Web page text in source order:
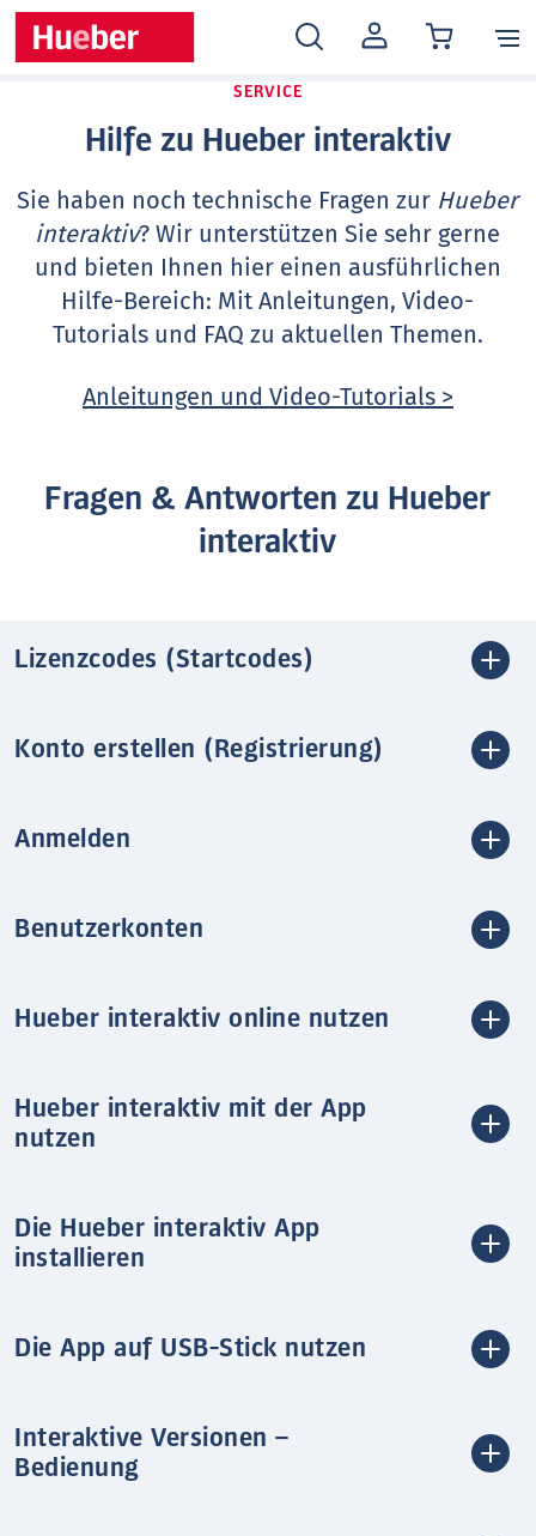
MEIN
KONTO
SERVICE
Hilfe zu Hueber interaktiv
Sie haben noch technische Fragen zur Hueber
interaktiv? Wir unterstützen Sie sehr gerne
und bieten Ihnen hier einen ausführlichen
Hilfe-Bereich: Mit Anleitungen, Video-
Tutorials und FAQ zu aktuellen Themen.
Anleitungen und Video-Tutorials >
Fragen & Antworten zu Hueber
interaktiv
Lizenzcodes (Startcodes)
Konto erstellen (Registrierung)
Anmelden
Benutzerkonten
Hueber interaktiv online nutzen
Hueber interaktiv mit der App
nutzen
Die Hueber interaktiv App
installieren
Die App auf USB-Stick nutzen
Interaktive Versionen –
Bedienung